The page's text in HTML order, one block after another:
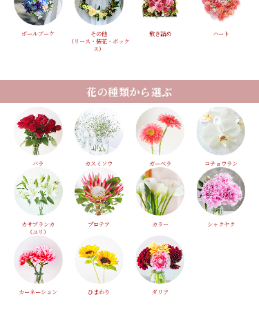
ボールブーケ
その他
（リース・装花・ボック
ス）
敷き詰め ハート
花の種類から選ぶ
バラ カスミソウ ガーベラ コチョウラン
カサブランカ
（ユリ）
プロテア カラー シャクヤク
カーネーション ひまわり ダリア